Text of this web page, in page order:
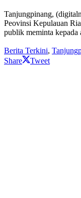
Tanjungpinang,
Peovinsi Kepulauan
publik meminta kepada
Berita Terkini,
Share
Tweet